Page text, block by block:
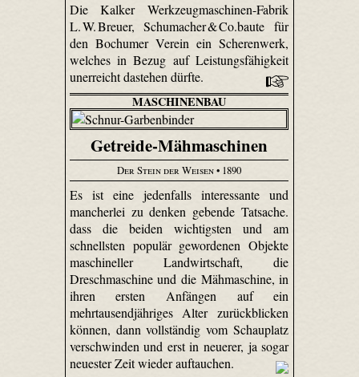
Die Kalker Werkzeugmaschinen-Fabrik
L. W. Breuer, Schumacher & Co.baute für
den Bochumer Verein ein Scherenwerk,
welches in Bezug auf Leistungsfähigkeit
unerreicht dastehen dürfte.
MASCHINENBAU
Getreide-Mähmaschinen
Der Stein der Weisen• 1890
Es ist eine jedenfalls interessante und
mancherlei zu denken gebende Tatsache.
dass die beiden wichtigsten und am
schnellsten populär gewordenen Objekte
maschineller Landwirtschaft, die
Dreschmaschine und die Mähmaschine, in
ihren ersten Anfängen auf ein
mehrtausendjähriges Alter zurückblicken
können, dann vollständig vom Schauplatz
verschwinden und erst in neuerer, ja sogar
neuester Zeit wieder auftauchen.